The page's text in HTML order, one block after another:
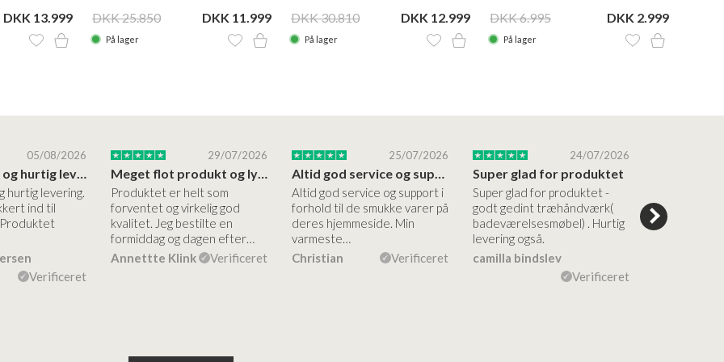
DKK 13.999 DKK 25.850 DKK 11.999
På lager
DKK 30.810 DKK 12.999
På lager
DKK 6.995 DKK 2.999
På lager
05/08/2026
Høj kvalitet og hurtig levering
hurtig levering.
ind til
Verificeret
29/07/2026
Meget flot produkt og lynhurtigt levering
Produktet er helt som
forventet og virkelig god
kvalitet. Jeg bestilte en
formiddag og dagen efter…
Annettte Klink
Verificeret
25/07/2026
Altid god service og support i forhold…
Altid god service og support i
forhold til de smukke varer på
deres hjemmeside. Min
varmeste…
Christian
Verificeret
24/07/2026
Super glad for produktet
Super glad for produktet -
godt gedint træhåndværk(
badeværelsesmøbel) . Hurtig
levering også.
camilla bindslev
Verificeret
forståelig
nem